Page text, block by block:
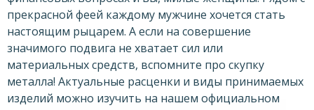
прекрасной феей каждому мужчине хочется стать
настоящим рыцарем. А если на совершение
значимого подвига не хватает сил или
материальных средств, вспомните про скупку
металла! Актуальные расценки и виды принимаемых
изделий можно изучить на нашем официальном